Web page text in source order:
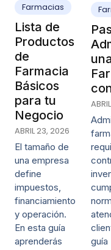
Farmacias
Lista de
Productos
de
Farmacia
Básicos
para tu
Negocio
ABRIL 23, 2026
El tamaño de
una empresa
define
impuestos,
financiamiento
y operación.
En esta guía
aprenderás
guía